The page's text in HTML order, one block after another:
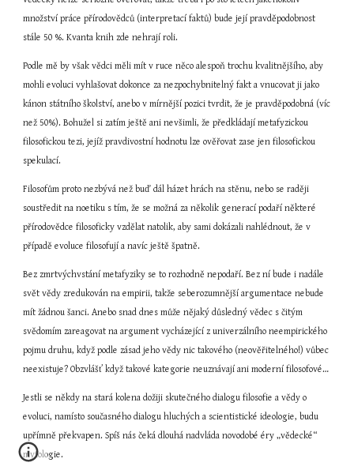
množství práce přírodovědců (interpretací faktů) bude její pravděpodobnost
stále 50 %. Kvanta knih zde nehrají roli.
Podle mě by však vědci měli mít v ruce něco alespoň trochu kvalitnějšího, aby
mohli evoluci vyhlašovat dokonce za nezpochybnitelný fakt a vnucovat ji jako
kánon státního školství, anebo v mírnější pozici tvrdit, že je pravděpodobná (víc
než 50%). Bohužel si zatím ještě ani nevšimli, že předkládají metafyzickou
filosofickou tezi, jejíž pravdivostní hodnotu lze ověřovat zase jen filosofickou
spekulací.
Filosofům proto nezbývá než buď dál házet hrách na stěnu, nebo se raději
soustředit na noetiku s tím, že se možná za několik generací podaří některé
přírodovědce filosoficky vzdělat natolik, aby sami dokázali nahlédnout, že v
případě evoluce filosofují a navíc ještě špatně.
Bez zmrtvýchvstání metafyziky se to rozhodně nepodaří. Bez ní bude i nadále
svět vědy zredukován na empirii, takže seberozumnější argumentace nebude
mít žádnou šanci. Anebo snad dnes může nějaký důsledný vědec s čitým
svědomím zareagovat na argument vycházející z univerzálního neempirického
pojmu druhu, když podle zásad jeho vědy nic takového (neověřitelného!) vůbec
neexistuje? Obzvlášť když takové kategorie neuznávají ani moderní filosofové…
Jestli se někdy na stará kolena dožiji skutečného dialogu filosofie a vědy o
evoluci, namísto současného dialogu hluchých a scientistické ideologie, budu
upřímně překvapen. Spíš nás čeká dlouhá nadvláda novodobé éry „vědecké“
mytologie.